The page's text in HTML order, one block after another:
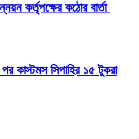
কর্তৃপক্ষের কঠোর বার্তা
কাস্টমস সিপাহির ১৫ টুকরা